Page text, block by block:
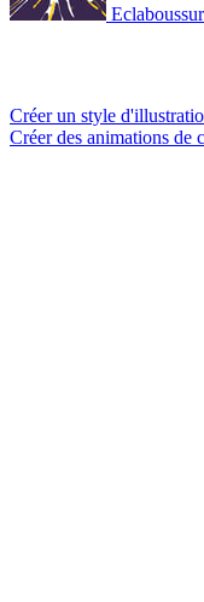
Créer un style
Créer des animations de